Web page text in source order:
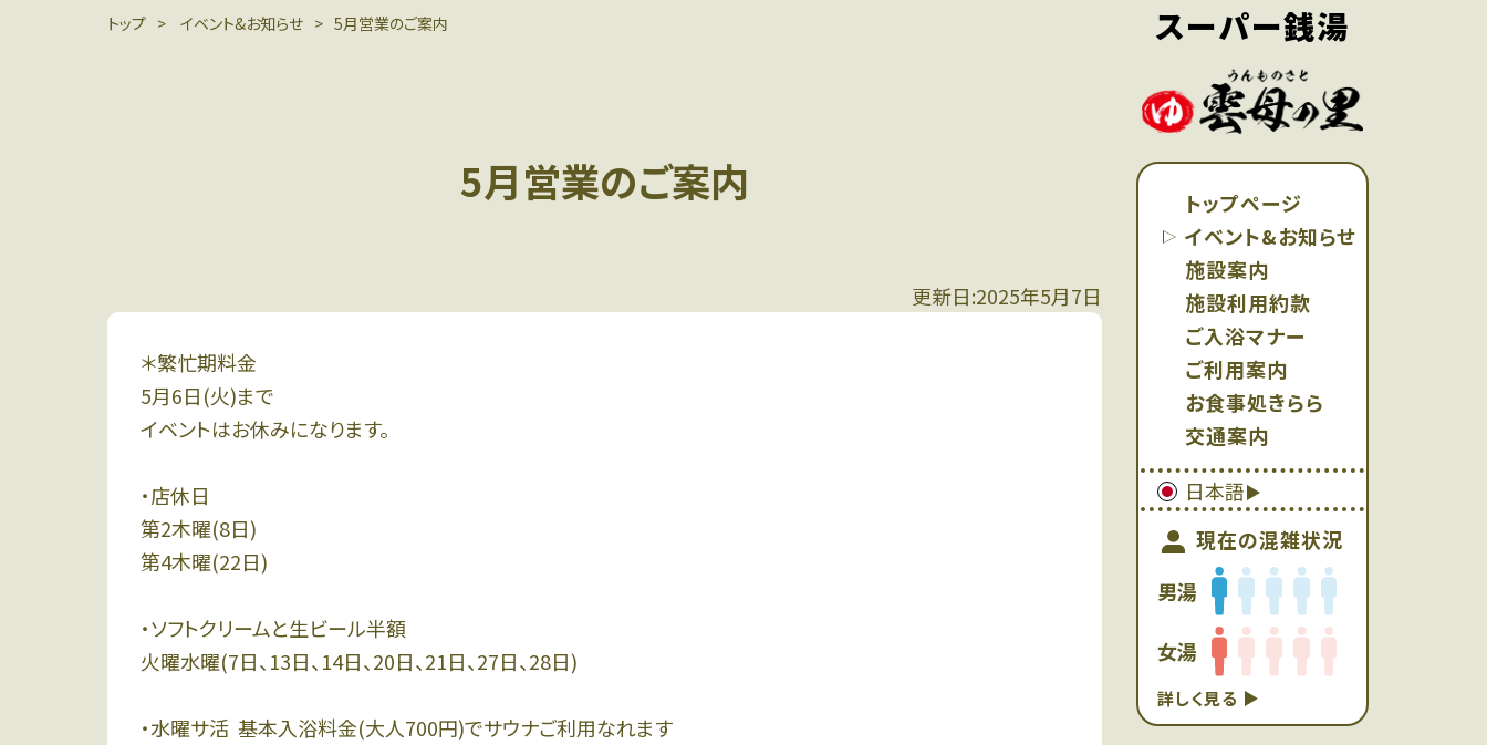
スーパー銭湯
トップページ
イベント&お知らせ
施設案内
施設利用約款
ご入浴マナー
ご利用案内
お食事処きらら
交通案内
日本語
現在の混雑状況
男湯
女湯
詳しく見る
トップ イベント&お知らせ 5月営業のご案内
5月営業のご案内
更新日:2025年5月7日
＊繁忙期料金
5月6日(火)まで
イベントはお休みになります。
・店休日
第2木曜(8日)
第4木曜(22日)
・ソフトクリームと生ビール半額
火曜水曜(7日、13日、14日、20日、21日、27日、28日)
・水曜サ活 基本入浴料金(大人700円)でサウナご利用なれます